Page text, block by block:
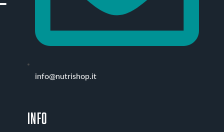
info@nutrishop.it
INFO